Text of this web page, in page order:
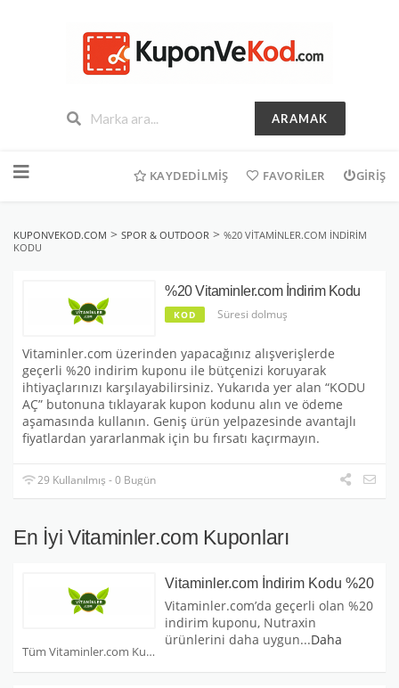
ARAMAK
geç
KAYDEDILMIŞ FAVORILER GIRIŞ
KUPONVEKOD.COM > SPOR & OUTDOOR > %20 VITAMINLER.COM İNDIRIM
KODU
%20 Vitaminler.com İndirim Kodu
KOD Süresi dolmuş
Vitaminler.com üzerinden yapacağınız alışverişlerde
geçerli %20 indirim kuponu ile bütçenizi koruyarak
ihtiyaçlarınızı karşılayabilirsiniz. Yukarıda yer alan “KODU
AÇ” butonuna tıklayarak kupon kodunu alın ve ödeme
aşamasında kullanın. Geniş ürün yelpazesinde avantajlı
fiyatlardan yararlanmak için bu fırsatı kaçırmayın.
29 Kullanılmış - 0 Bugün
En İyi Vitaminler.com Kuponları
Tüm Vitaminler.com Kuponları
Vitaminler.com İndirim Kodu %20
Vitaminler.com’da geçerli olan %20
indirim kuponu, Nutraxin
ürünlerini daha uygun...Daha